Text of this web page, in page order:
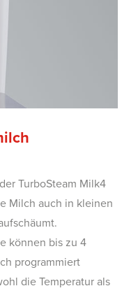
TurboSteam Milk4
Milch auch in kleinen
können bis zu 4
programmiert
die Temperatur als